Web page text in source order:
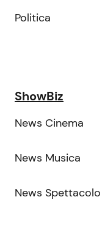
Politica
ShowBiz
News Cinema
News Musica
News Spettacolo